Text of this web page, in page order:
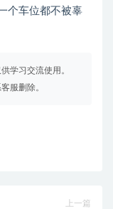
个车位都不被辜
学习交流使用。
服删除。
上一篇